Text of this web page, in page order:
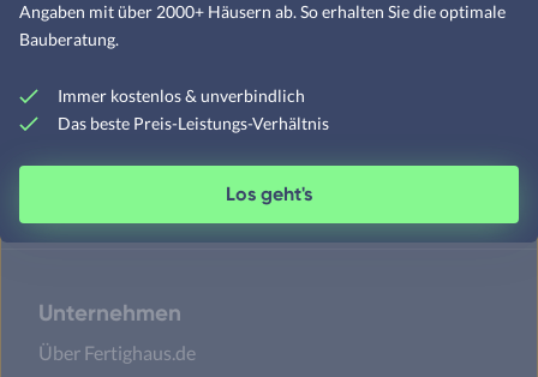
Satteldachhäuser
Walmdachhäuser
Unternehmen
Über Fertighaus.de
Angaben mit über 2000+ Häusern ab. So erhalten Sie die optimale
Bauberatung.
Immer kostenlos & unverbindlich
Das beste Preis-Leistungs-Verhältnis
Los geht's